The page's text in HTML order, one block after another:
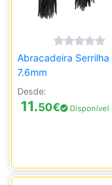
Abracadeira Serrilha
7.6mm
Desde:
11.50€ Disponível